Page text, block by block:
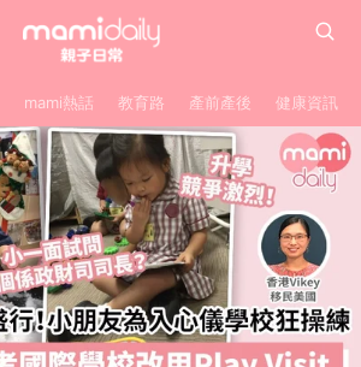
mami熱話 教育路 產前產後 健康資訊